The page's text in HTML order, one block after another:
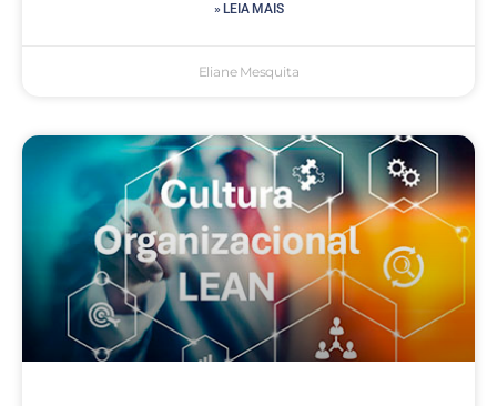
» LEIA MAIS
Eliane Mesquita